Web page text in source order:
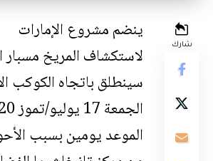
شارك
ينضم مشروع الإمارات
لاستكشاف المريخ مسبار
سينطلق باتجاه الكوكب
الموعد يومين بسبب